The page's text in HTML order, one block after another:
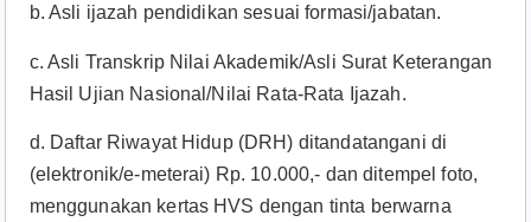
b. Asli ijazah pendidikan sesuai formasi/jabatan.
c. Asli Transkrip Nilai Akademik/Asli Surat Keterangan
Hasil Ujian Nasional/Nilai Rata-Rata Ijazah.
d. Daftar Riwayat Hidup (DRH) ditandatangani di
(elektronik/e-meterai) Rp. 10.000,- dan ditempel foto,
menggunakan kertas HVS dengan tinta berwarna